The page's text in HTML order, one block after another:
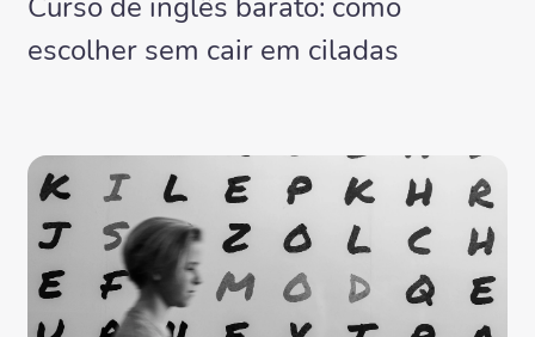
escolher sem cair em ciladas